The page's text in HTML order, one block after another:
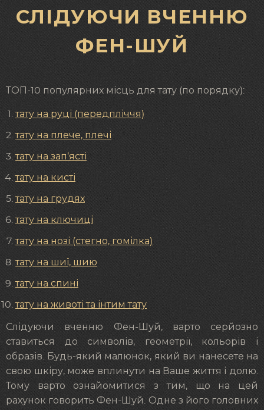
СЛІДУЮЧИ ВЧЕННЮ
ФЕН-ШУЙ
ТОП-10 популярних місць для тату (по порядку):
тату на руці (передпліччя)
тату на плече, плечі
тату на зап’ясті
тату на кисті
тату на грудях
тату на ключиці
тату на нозі (стегно, гомілка)
тату на шиї, шию
тату на спині
тату на животі та інтим тату
Слідуючи вченню Фен-Шуй, варто серйозно
ставиться до символів, геометрії, кольорів і
образів. Будь-який малюнок, який ви нанесете на
свою шкіру, може вплинути на Ваше життя і долю.
Тому варто ознайомитися з тим, що на цей
рахунок говорить Фен-Шуй. Одне з його головних